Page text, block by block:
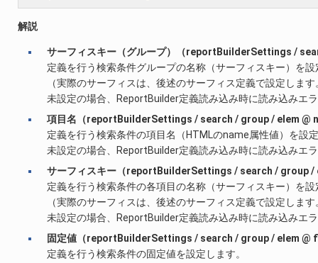
解説
サーフィスキー（グループ）（reportBuilderSettings /
定義を行う検索条件グループの名称（サーフィスキー）を設
（実際のサーフィスは、後述のサーフィス定義で設定します
未設定の場合、ReportBuilder定義読み込み時に読み込みエ
項目名（reportBuilderSettings / search / group / elem @
定義を行う検索条件の項目名（HTMLのname属性値）を設
未設定の場合、ReportBuilder定義読み込み時に読み込みエ
サーフィスキー（reportBuilderSettings / search / group /
定義を行う検索条件の各項目の名称（サーフィスキー）を設
（実際のサーフィスは、後述のサーフィス定義で設定します
未設定の場合、ReportBuilder定義読み込み時に読み込みエ
固定値（reportBuilderSettings / search / group / elem @
定義を行う検索条件の固定値を設定します。